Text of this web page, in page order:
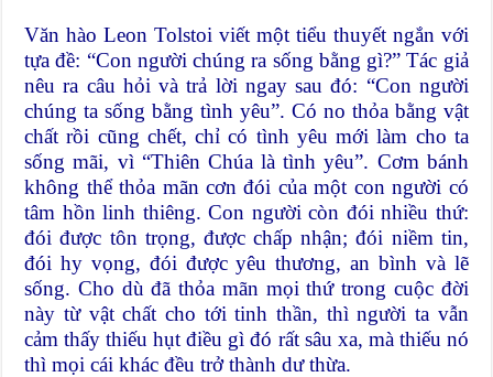
Văn hào Leon Tolstoi viết một tiểu thuyết ngắn với
tựa đề: “Con người chúng ra sống bằng gì?” Tác giả
nêu ra câu hỏi và trả lời ngay sau đó: “Con người
chúng ta sống bằng tình yêu”. Có no thỏa bằng vật
chất rồi cũng chết, chỉ có tình yêu mới làm cho ta
sống mãi, vì “Thiên Chúa là tình yêu”. Cơm bánh
không thể thỏa mãn cơn đói của một con người có
tâm hồn linh thiêng. Con người còn đói nhiều thứ:
đói được tôn trọng, được chấp nhận; đói niềm tin,
đói hy vọng, đói được yêu thương, an bình và lẽ
sống. Cho dù đã thỏa mãn mọi thứ trong cuộc đời
này từ vật chất cho tới tinh thần, thì người ta vẫn
cảm thấy thiếu hụt điều gì đó rất sâu xa, mà thiếu nó
thì mọi cái khác đều trở thành dư thừa.